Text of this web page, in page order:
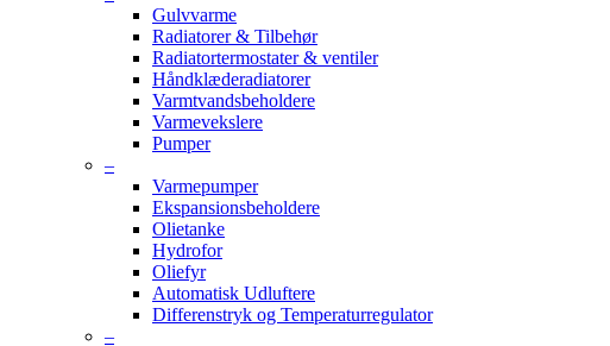
Gulvvarme
Radiatorer & Tilbehør
Radiatortermostater & ventiler
Håndklæderadiatorer
Varmtvandsbeholdere
Varmevekslere
Pumper
–
Varmepumper
Ekspansionsbeholdere
Olietanke
Hydrofor
Oliefyr
Automatisk Udluftere
Differenstryk og Temperaturregulator
–